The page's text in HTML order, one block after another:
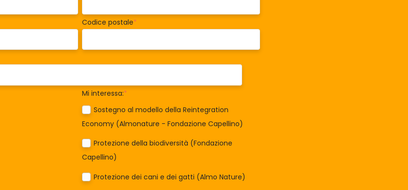
Codice postale*
Mi interessa:*
Sostegno al modello della Reintegration
Economy (Almonature - Fondazione Capellino)
Protezione della biodiversità (Fondazione
Capellino)
Protezione dei cani e dei gatti (Almo Nature)